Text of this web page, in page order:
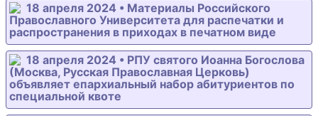
18 апреля 2024 • Материалы Российского
Православного Университета для распечатки и
распространения в приходах в печатном виде
18 апреля 2024 • РПУ святого Иоанна Богослова
(Москва, Русская Православная Церковь)
объявляет епархиальный набор абитуриентов по
специальной квоте